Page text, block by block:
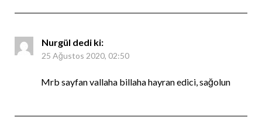
Nurgül dedi ki:
25 Ağustos 2020, 02:50
Mrb sayfan vallaha billaha hayran edici, sağolun